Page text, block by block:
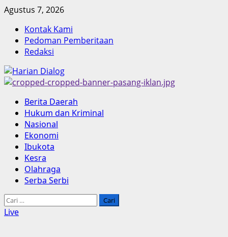
Skip
content
Agustus 7, 2026
Kontak Kami
Pedoman Pemberitaan
Redaksi
Primary
Menu
Berita Daerah
Hukum dan Kriminal
Nasional
Ekonomi
Ibukota
Kesra
Olahraga
Serba Serbi
Cari
untuk:
Live